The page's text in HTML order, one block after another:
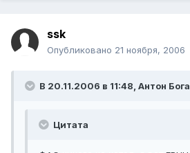
ssk
Опубликовано 21 ноября, 2006
В 20.11.2006 в 11:48, Антон
Цитата